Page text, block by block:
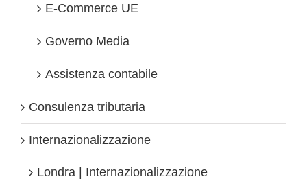
E-Commerce UE
Governo Media
Assistenza contabile
Consulenza tributaria
Internazionalizzazione
Londra | Internazionalizzazione